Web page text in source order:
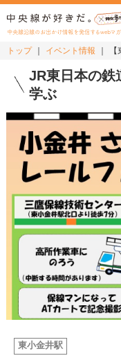
中央線沿線のお出かけ情報を発信するwebマ
グルメ・カフェ
おでかけ
ショッピング
中央線カルチャー
特集
連載
中央線フェス
イベント情報
トップ イベント情報
JR東日本の鉄
学ぶ
東小金井駅